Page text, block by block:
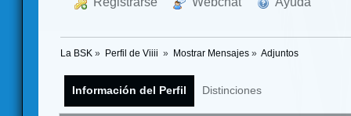
La BSK » Perfil de Viiii » Mostrar Mensajes» Adjuntos
Información del Perfil Distinciones